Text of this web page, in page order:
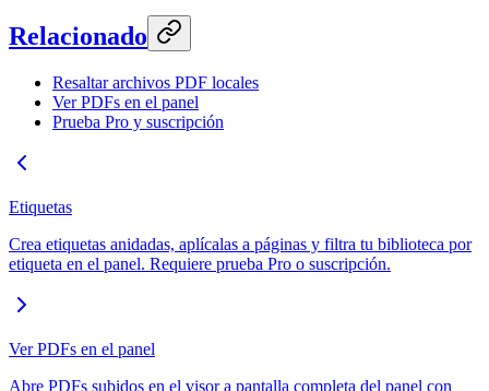
Relacionado
Resaltar archivos PDF locales
Ver PDFs en el panel
Prueba Pro y suscripción
Etiquetas
Crea etiquetas anidadas, aplícalas a páginas y filtra tu biblioteca por
etiqueta en el panel. Requiere prueba Pro o suscripción.
Ver PDFs en el panel
Abre PDFs subidos en el visor a pantalla completa del panel con